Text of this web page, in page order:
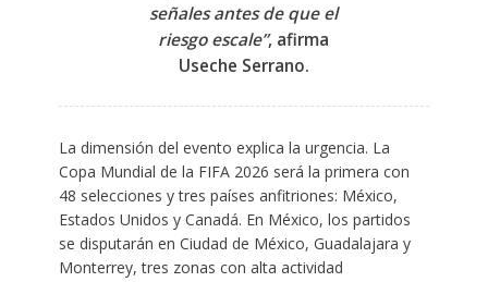
señales antes de que el
riesgo escale”, afirma
Useche Serrano.
La dimensión del evento explica la urgencia. La
Copa Mundial de la FIFA 2026 será la primera con
48 selecciones y tres países anfitriones: México,
Estados Unidos y Canadá. En México, los partidos
se disputarán en Ciudad de México, Guadalajara y
Monterrey, tres zonas con alta actividad